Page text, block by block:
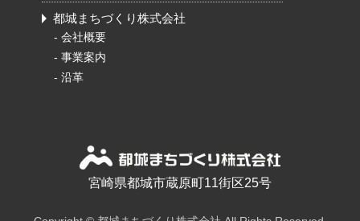
都城まちづくり株式会社
- 会社概要
- 事業案内
- 沿革
宮崎県都城市蔵原町11街区25号